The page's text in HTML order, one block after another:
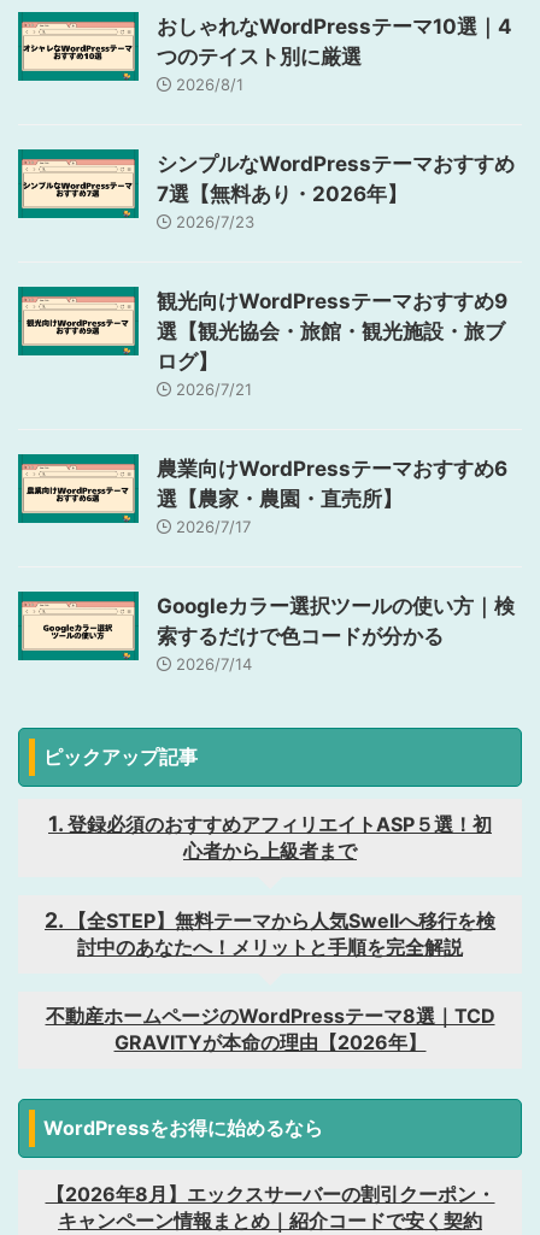
おしゃれなWordPressテーマ10選｜4
つのテイスト別に厳選
2026/8/1
シンプルなWordPressテーマおすすめ
7選【無料あり・2026年】
2026/7/23
観光向けWordPressテーマおすすめ9
選【観光協会・旅館・観光施設・旅ブ
ログ】
2026/7/21
農業向けWordPressテーマおすすめ6
選【農家・農園・直売所】
2026/7/17
Googleカラー選択ツールの使い方｜検
索するだけで色コードが分かる
2026/7/14
ピックアップ記事
登録必須のおすすめアフィリエイトASP５選！初
心者から上級者まで
【全STEP】無料テーマから人気Swellへ移行を検
討中のあなたへ！メリットと手順を完全解説
不動産ホームページのWordPressテーマ8選｜TCD
GRAVITYが本命の理由【2026年】
WordPressをお得に始めるなら
【2026年8月】エックスサーバーの割引クーポン・
キャンペーン情報まとめ｜紹介コードで安く契約